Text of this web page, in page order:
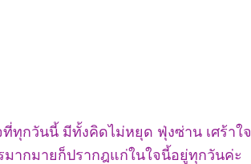
ทุกวันนี้ มีทั้งคิดไม่หยุด ฟุ่งซ่าน เศร้าใจ
มากมายก็ปรากฎแก่ในใจนี้อยู่ทุกวันค่ะ